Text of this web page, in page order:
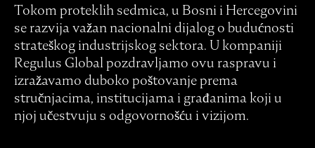
Tokom proteklih sedmica, u Bosni i Hercegovini
se razvija važan nacionalni dijalog o budućnosti
strateškog industrijskog sektora. U kompaniji
Regulus Global pozdravljamo ovu raspravu i
izražavamo duboko poštovanje prema
stručnjacima, institucijama i građanima koji u
njoj učestvuju s odgovornošću i vizijom.